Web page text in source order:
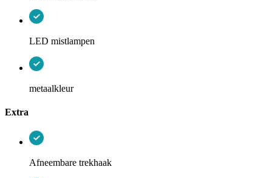
LED mistlampen
metaalkleur
Extra
Afneembare trekhaak